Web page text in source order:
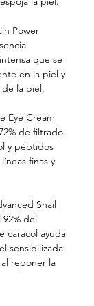
Power
que se
en la piel y
de la piel.
Eye Cream
de filtrado
y péptidos
finas y
Snail
92% del
caracol ayuda
sensibilizada
reponer la